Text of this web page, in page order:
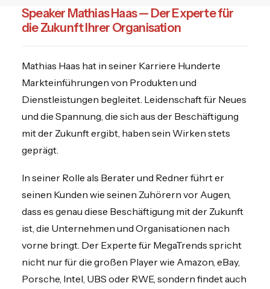
Speaker Mathias Haas — Der Experte für
die Zukunft Ihrer Organisation
Mathias Haas hat in seiner Karriere Hunderte
Markteinführungen von Produkten und
Dienstleistungen begleitet. Leidenschaft für Neues
und die Spannung, die sich aus der Beschäftigung
mit der Zukunft ergibt, haben sein Wirken stets
geprägt.
In seiner Rolle als Berater und Redner führt er
seinen Kunden wie seinen Zuhörern vor Augen,
dass es genau diese Beschäftigung mit der Zukunft
ist, die Unternehmen und Organisationen nach
vorne bringt. Der Experte für MegaTrends spricht
nicht nur für die großen Player wie Amazon, eBay,
Porsche, Intel, UBS oder RWE, sondern findet auch